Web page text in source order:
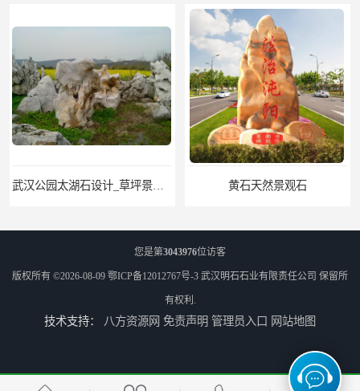
黄石天然景观石
神农架庭院太湖石回收
您是第3043976位访客
版权所有 ©2026-08-09 鄂ICP备12012767号-3 武汉明石石业有限责任公司 保留所
有权利.
技术支持： 八方资源网 免责声明 管理员入口 网站地图